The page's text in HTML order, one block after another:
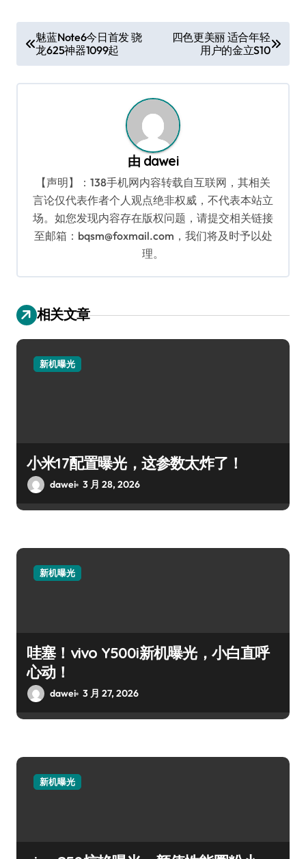
章
导
魅蓝Note6今日首发 骁
龙625神器1099起
四色更美丽 适合年轻
用户的金立S10
由 dawei
【声明】：138手机网内容转载自互联网，其相关
言论仅代表作者个人观点绝非权威，不代表本站立
场。如您发现内容存在版权问题，请提交相关链接
至邮箱：bqsm@foxmail.com，我们将及时予以处
理。
相关文章
新机曝光
小米17配置曝光，这参数太炸了！
dawei 3 月 28, 2026
新机曝光
哇塞！vivo Y500i新机曝光，小白直呼
心动！
dawei 3 月 27, 2026
新机曝光